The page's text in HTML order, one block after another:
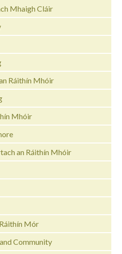
Mhaigh Cláir
Ráithín Mhóir
Mhóir
an Ráithín Mhóir
Mór
Community